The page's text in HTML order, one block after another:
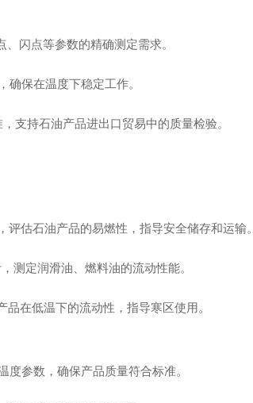
闪点等参数的精确测定需求。
确保在温度下稳定工作。
支持石油产品进出口贸易中的质量检验。
估石油产品的易燃性，指导安全储存和运输。
测定润滑油、燃料油的流动性能。
在低温下的流动性，指导寒区使用。
参数，确保产品质量符合标准。